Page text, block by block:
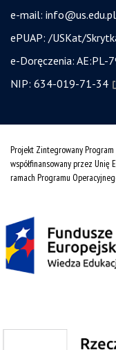
e-mail: info@us.edu.pl
ePUAP: /USKat/
e-Doręczenia: AE:PL-
NIP: 634-019-71-34
Projekt Zintegrowany
współfinansowany przez Unię
ramach Programu